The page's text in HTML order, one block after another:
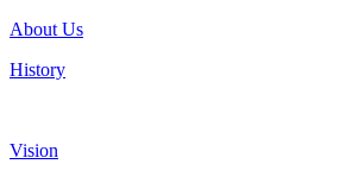
About Us
History
Vision